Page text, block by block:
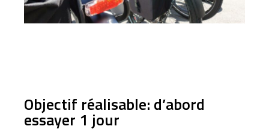
Objectif réalisable: d’abord
essayer 1 jour